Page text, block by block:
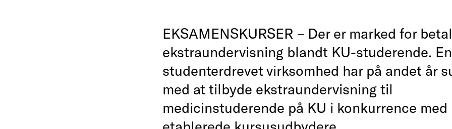
EKSAMENSKURSER – Der er marked for
ekstraundervisning blandt KU-studerende. En
studenterdrevet virksomhed har på andet år
med at tilbyde ekstraundervisning til
medicinstuderende på KU i konkurrence med